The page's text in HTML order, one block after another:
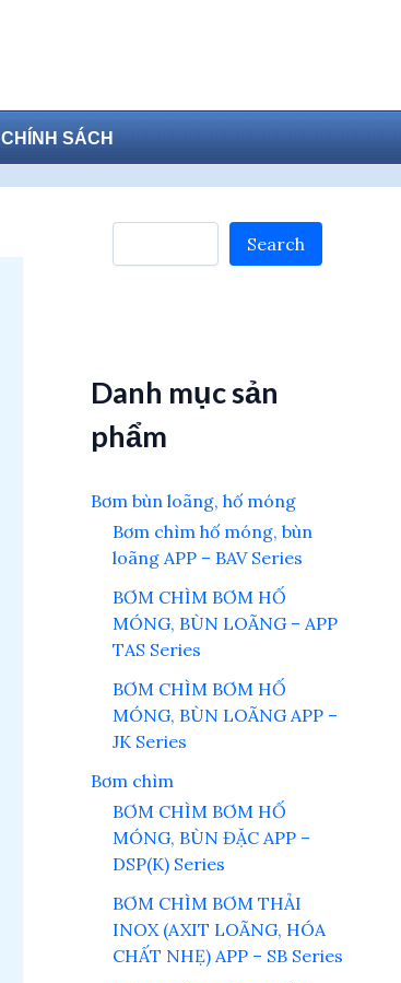
CHÍNH SÁCH
Search
Search
Danh mục sản
phẩm
Bơm bùn loãng, hố móng
Bơm chìm hố móng, bùn
loãng APP – BAV Series
BƠM CHÌM BƠM HỐ
MÓNG, BÙN LOÃNG – APP
TAS Series
BƠM CHÌM BƠM HỐ
MÓNG, BÙN LOÃNG APP –
JK Series
Bơm chìm
BƠM CHÌM BƠM HỐ
MÓNG, BÙN ĐẶC APP –
DSP(K) Series
BƠM CHÌM BƠM THẢI
INOX (AXIT LOÃNG, HÓA
CHẤT NHẸ) APP – SB Series